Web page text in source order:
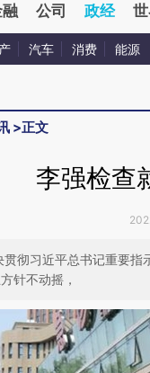
公司 政经
汽车 消费 能源
>正文
李强检查
彻习近平总书记重要指
针不动摇，